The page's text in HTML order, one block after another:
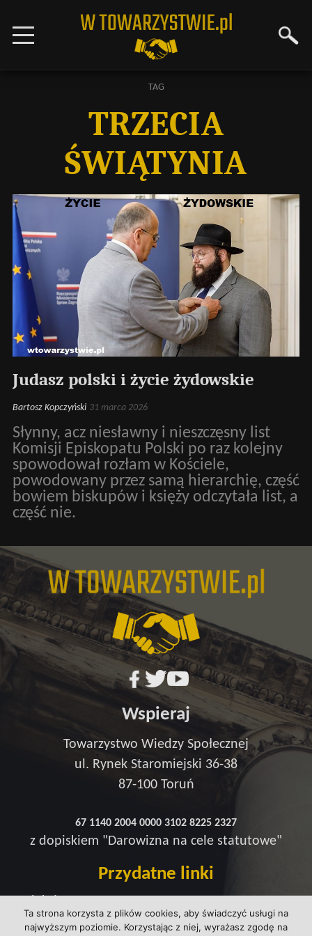
TAG
TRZECIA
ŚWIĄTYNIA
Judasz polski i życie żydowskie
Bartosz Kopczyński 31 marca 2026
Słynny, acz niesławny i nieszczęsny list
Komisji Episkopatu Polski po raz kolejny
spowodował rozłam w Kościele,
powodowany przez samą hierarchię, część
bowiem biskupów i księży odczytała list, a
część nie.
Ta strona korzysta z plików cookies, aby świadczyć usługi na
najwyższym poziomie. Korzystając z niej, wyrażasz zgodę na
Wspieraj
Towarzystwo Wiedzy Społecznej
ul. Rynek Staromiejski 36-38
87-100 Toruń
67 1140 2004 0000 3102 8225 2327
z dopiskiem "Darowizna na cele statutowe"
Przydatne linki
Strefa wsparcia